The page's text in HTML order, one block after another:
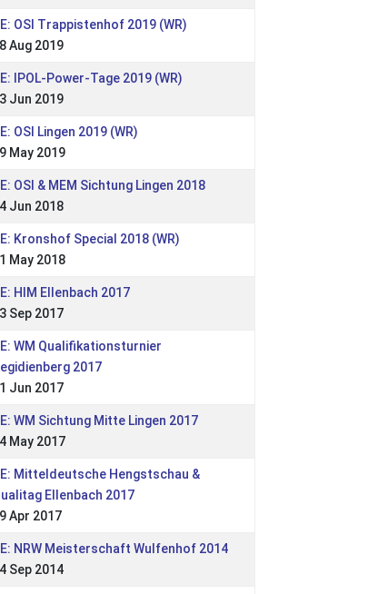
OSI Trappistenhof 2019 (WR)
Aug 2019
IPOL-Power-Tage 2019 (WR)
Jun 2019
OSI Lingen 2019 (WR)
May 2019
OSI & MEM Sichtung Lingen 2018
Jun 2018
Kronshof Special 2018 (WR)
May 2018
HIM Ellenbach 2017
Sep 2017
WM Qualifikationsturnier
2017
Jun 2017
WM Sichtung Mitte Lingen 2017
May 2017
Mitteldeutsche Hengstschau &
Ellenbach 2017
Apr 2017
NRW Meisterschaft Wulfenhof 2014
Sep 2014